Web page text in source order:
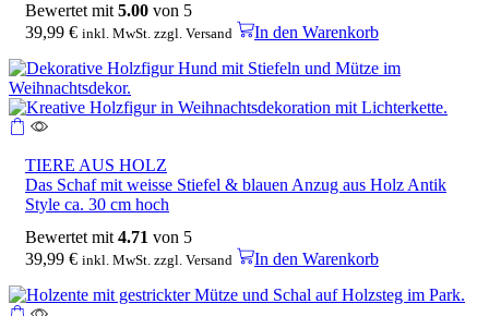
Bewertet mit5.00 von 5
39,99 € inkl. MwSt. zzgl. Versand In den Warenkorb
TIERE AUS HOLZ
Das Schaf mit weisse Stiefel & blauen Anzug aus Holz Antik
Style ca. 30 cm hoch
Bewertet mit 4.71 von 5
39,99 € inkl. MwSt. zzgl. Versand In den Warenkorb